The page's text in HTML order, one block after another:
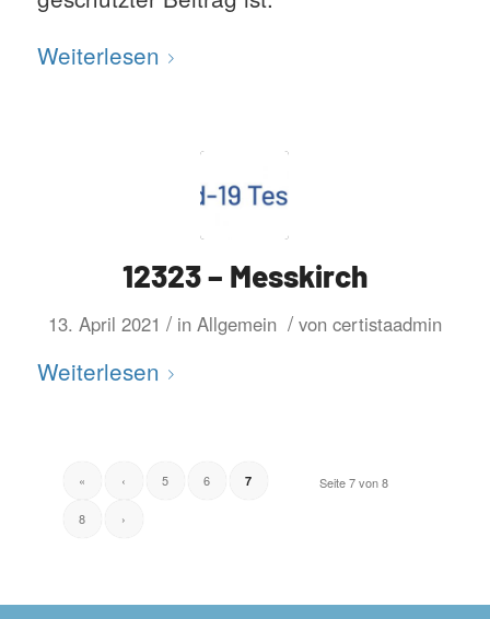
Weiterlesen
12323 – Messkirch
13. April 2021 / in Allgemein / von certistaadmin
Weiterlesen
Seite 7 von 8
« ‹ 5 6 7
8 ›